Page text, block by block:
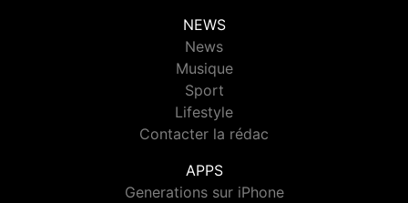
NEWS
News
Musique
Sport
Lifestyle
Contacter la rédac
APPS
Generations sur iPhone